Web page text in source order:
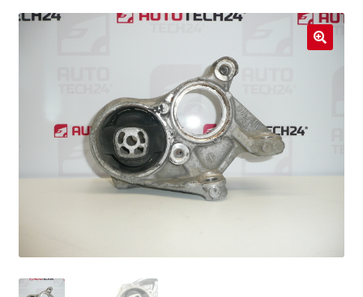
Politica sulla riservatezza
Procedura di Reclamo
Rimostranza